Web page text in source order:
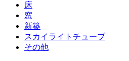
床
窓
新築
スカイライトチューブ
その他